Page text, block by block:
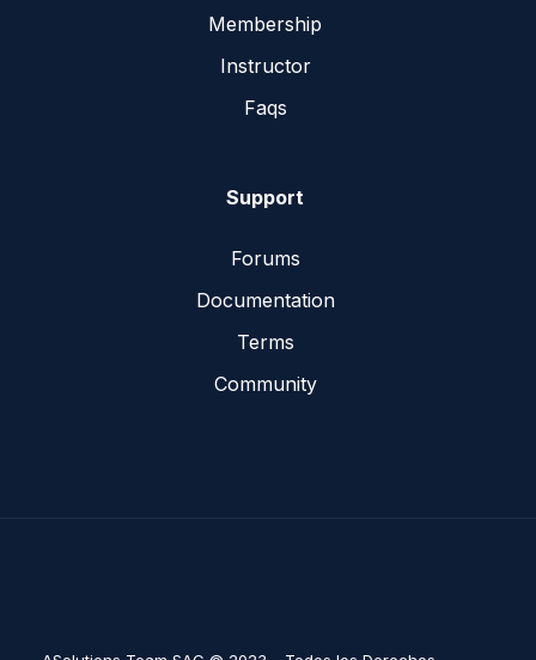
Membership
Instructor
Faqs
Support
Forums
Documentation
Terms
Community